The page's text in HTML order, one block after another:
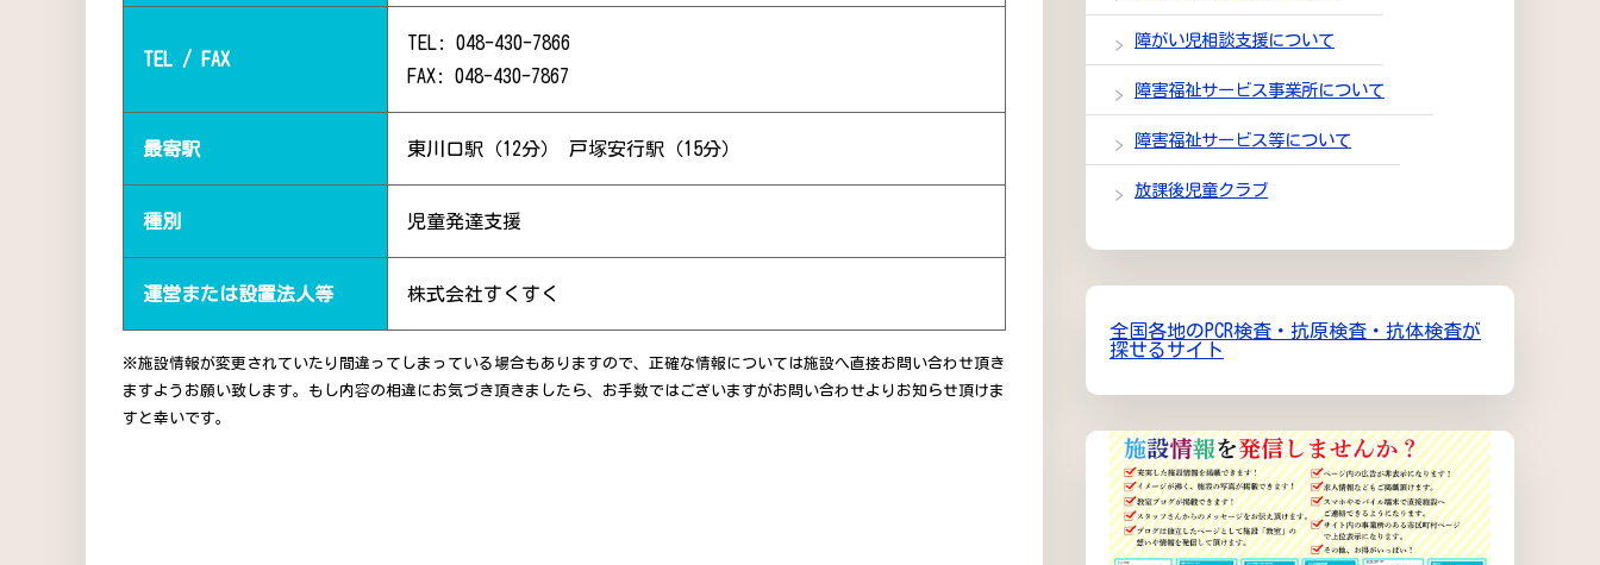
TEL / FAX
TEL: 048-430-7866
FAX: 048-430-7867
最寄駅 東川口駅（12分） 戸塚安行駅（15分）
種別 児童発達支援
運営または設置法人等 株式会社すくすく
※施設情報が変更されていたり間違ってしまっている場合もありますので、正確な情報については施設へ直接お問い合わせ頂き
ますようお願い致します。もし内容の相違にお気づき頂きましたら、お手数ではございますがお問い合わせよりお知らせ頂けま
すと幸いです。
障がい児相談支援について
障害福祉サービス事業所について
障害福祉サービス等について
放課後児童クラブ
全国各地のPCR検査・抗原検査・抗体検査が
探せるサイト